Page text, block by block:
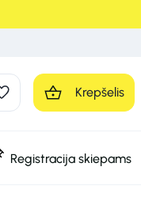
Krepšelis
Registracija skiepams